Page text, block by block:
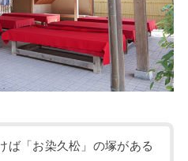
ば「お染久松」の塚がある